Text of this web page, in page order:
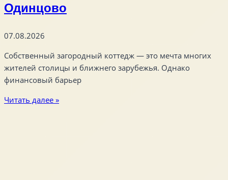
Одинцово
07.08.2026
Собственный загородный коттедж — это мечта многих
жителей столицы и ближнего зарубежья. Однако
финансовый барьер
Читать далее »